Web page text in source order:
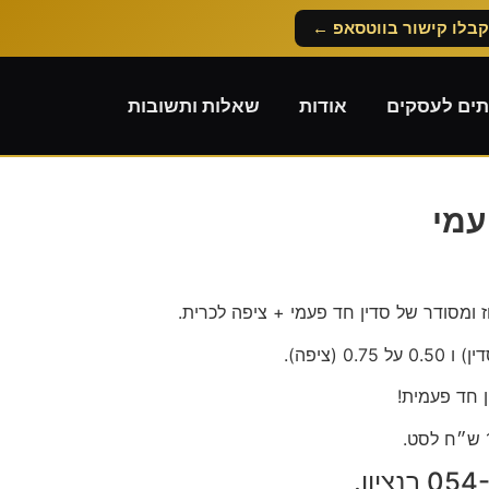
קבלו קישור בווטסאפ ←
לעסקים אודות שאלות ותשובות
ומסודר של סדין חד פעמי + ציפה לכרית.
חד פעמית!